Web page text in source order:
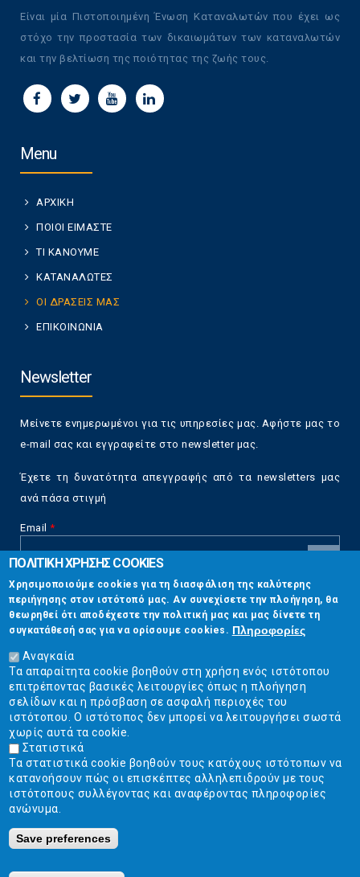
Είναι μία Πιστοποιημένη Ένωση Καταναλωτών που έχει ως
στόχο την προστασία των δικαιωμάτων των καταναλωτών
και την βελτίωση της ποιότητας της ζωής τους.
Menu
ΑΡΧΙΚΗ
ΠΟΙΟΙ ΕΙΜΑΣΤΕ
ΤΙ ΚΑΝΟΥΜΕ
ΚΑΤΑΝΑΛΩΤΕΣ
ΟΙ ΔΡΑΣΕΙΣ ΜΑΣ
ΕΠΙΚΟΙΝΩΝΙΑ
Newsletter
Μείνετε ενημερωμένοι για τις υπηρεσίες μας. Αφήστε μας το
e-mail σας και εγγραφείτε στο newsletter μας.
Έχετε τη δυνατότητα απεγγραφής από τα newsletters μας
ανά πάσα στιγμή
Email *
CAPTCHA
This
question is
for testing
whether or
not you are a
human visitor
and to
prevent
automated
spam
submissions.
5+2
Επικοινωνία
Στουρνάρη 17, Αθήνα 10683
2103304444
info@ekpizo.gr
www.ekpizo.gr
Δευ - Πεμ:10:00 πμ - 2:00 μμ
Σάβ - Κυρ: Κλειστά
ΠΟΛΙΤΙΚΗ ΧΡΗΣΗΣ COOKIES
Χρησιμοποιούμε cookies για τη διασφάλιση της καλύτερης
περιήγησης στον ιστότοπό μας. Αν συνεχίσετε την πλοήγηση, θα
θεωρηθεί ότι αποδέχεστε την πολιτική μας και μας δίνετε τη
συγκατάθεσή σας για να ορίσουμε cookies. Πληροφορίες
Αναγκαία
Τα απαραίτητα cookie βοηθούν στη χρήση ενός ιστότοπου
επιτρέποντας βασικές λειτουργίες όπως η πλοήγηση
σελίδων και η πρόσβαση σε ασφαλή περιοχές του
ιστότοπου. Ο ιστότοπος δεν μπορεί να λειτουργήσει σωστά
χωρίς αυτά τα cookie.
Στατιστικά
Τα στατιστικά cookie βοηθούν τους κατόχους ιστότοπων να
κατανοήσουν πώς οι επισκέπτες αλληλεπιδρούν με τους
ιστότοπους συλλέγοντας και αναφέροντας πληροφορίες
ανώνυμα.
Save preferences